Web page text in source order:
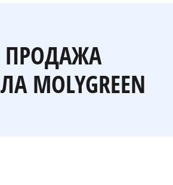
ПРОДАЖА